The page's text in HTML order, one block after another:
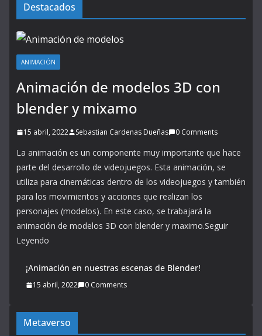
Destacados
ANIMACIÓN
Animación de modelos 3D con
blender y mixamo
15 abril, 2022 Sebastian Cardenas Dueñas 0 Comments
La animación es un componente muy importante que hace
parte del desarrollo de videojuegos. Esta animación, se
utiliza para cinemáticas dentro de los videojuegos y también
para los movimientos y acciones que realizan los
personajes (modelos). En este caso, se trabajará la
animación de modelos 3D con blender y maximo.Seguir
Leyendo
¡Animación en nuestras escenas
de Blender!